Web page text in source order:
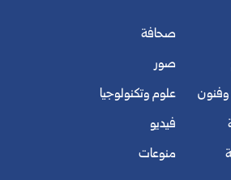
وفنون
صحافة
صور
علوم وتكنولوجيا
فيديو
منوعات